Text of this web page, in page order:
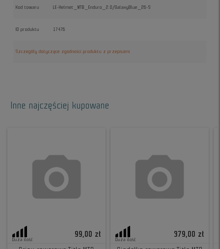
Kod towaru LE-Helmet_MTB_Enduro_2.0/GalaxyBlue_26-S
ID produktu 17476
Szczegóły dotyczące zgodności produktu z przepisami
Inne najczęściej kupowane
Duża ilość
99,00 zł
Duża ilość
379,00 zł